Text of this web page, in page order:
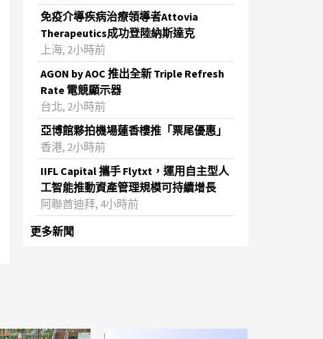
免疫介導疾病治療領導者Attovia
Therapeutics成功登陸納斯達克
上海, 2小時前
AGON by AOC 推出全新 Triple Refresh
Rate 電競顯示器
台北, 2小時前
亞博館夥拍機場蓮香樓推「票尾優惠」
香港, 2小時前
IIFL Capital 攜手 Flytxt，運用自主型人
工智能推動資產管理規模可持續增長
阿聯酋迪拜, 4小時前
更多新聞